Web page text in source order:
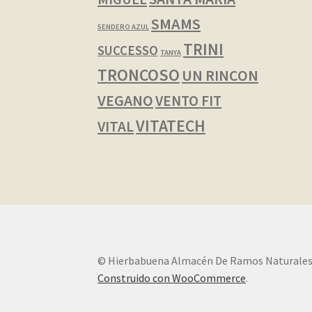
SENDERO AZUL SMAMS
SUCCESSO TANYA TRINI
TRONCOSO UN RINCON
VEGANOVENTO FIT
VITALVITATECH
© Hierbabuena Almacén De Ramos
Construido con WooCommerce.